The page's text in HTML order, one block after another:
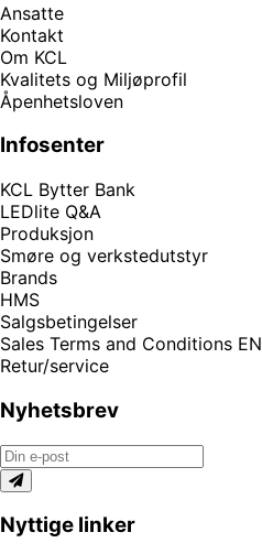
Ansatte
Kontakt
Om KCL
Kvalitets og Miljøprofil
Åpenhetsloven
Infosenter
KCL Bytter Bank
LEDlite Q&A
Produksjon
Smøre og verkstedutstyr
Brands
HMS
Salgsbetingelser
Sales Terms and Conditions EN
Retur/service
Nyhetsbrev
Nyttige linker